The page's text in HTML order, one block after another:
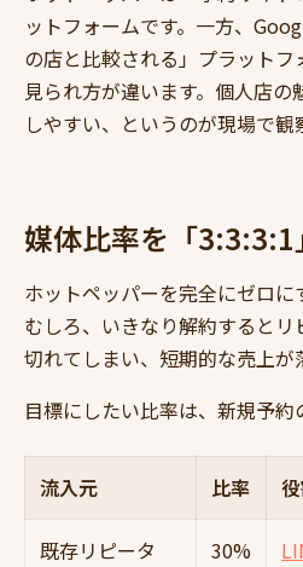
ットフォームです。一方、
の店と比較される」プラットフ
見られ方が違います。個人店の
しやすい、というのが現場で観
媒体比率を「3:3:3:1
ホットペッパーを完全にゼロに
むしろ、いきなり解約すると
切れてしまい、短期的な売上が
目標にしたい比率は、新規予約
流入元 比率
既存リピータ
30%